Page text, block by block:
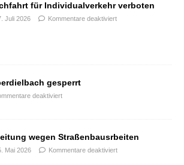
für Individualverkehr verboten
Juli 2026 Kommentare deaktiviert
gesperrt
deaktiviert
wegen Straßenbausrbeiten
Mai 2026 Kommentare deaktiviert